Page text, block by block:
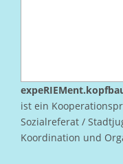
ist ein
Sozialreferat /
Koordination und